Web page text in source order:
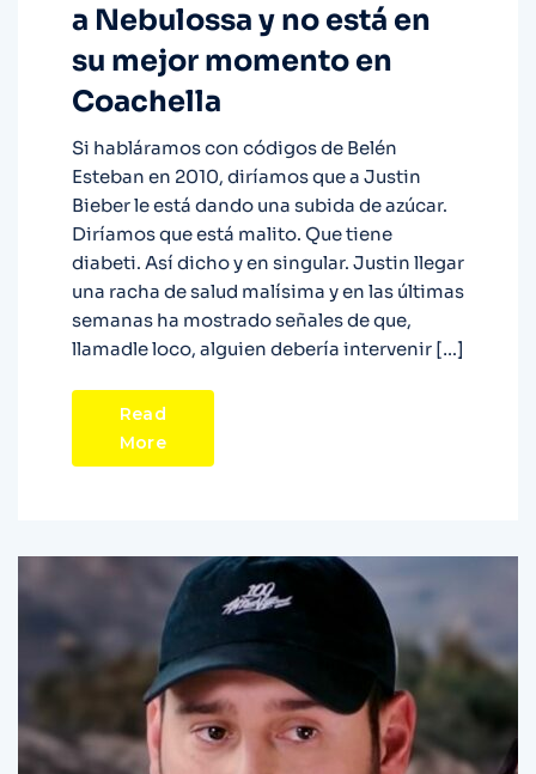
a Nebulossa y no está en
su mejor momento en
Coachella
Si habláramos con códigos de Belén
Esteban en 2010, diríamos que a Justin
Bieber le está dando una subida de azúcar.
Diríamos que está malito. Que tiene
diabeti. Así dicho y en singular. Justin llegar
una racha de salud malísima y en las últimas
semanas ha mostrado señales de que,
llamadle loco, alguien debería intervenir […]
Read
More